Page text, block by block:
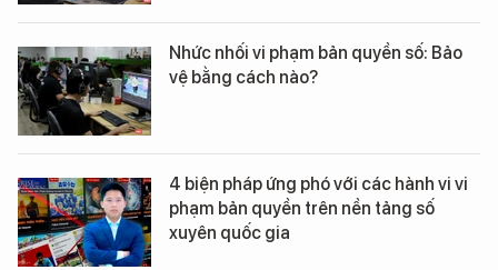
Nhức nhối vi phạm bản quyền số: Bảo
vệ bằng cách nào?
4 biện pháp ứng phó với các hành vi vi
phạm bản quyền trên nền tảng số
xuyên quốc gia